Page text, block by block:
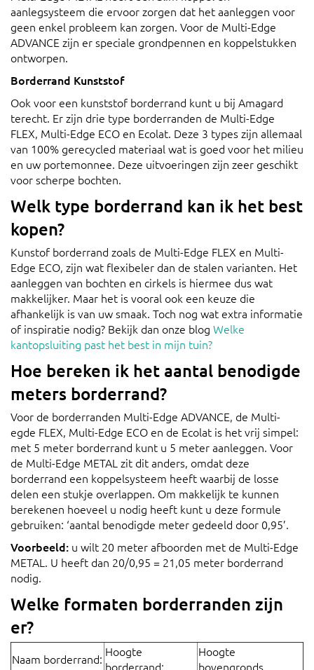
aanlegsysteem die ervoor zorgen dat het aanleggen voor
geen enkel probleem kan zorgen. Voor de Multi-Edge
ADVANCE zijn er speciale grondpennen en koppelstukken
ontworpen.
Borderrand Kunststof
Ook voor een kunststof borderrand kunt u bij Amagard
terecht. Er zijn drie type borderranden de Multi-Edge
FLEX, Multi-Edge ECO en Ecolat. Deze 3 types zijn allemaal
van 100% gerecycled materiaal wat is goed voor het milieu
en uw portemonnee. Deze uitvoeringen zijn zeer geschikt
voor scherpe bochten.
Welk type borderrand kan ik het best
kopen?
Kunstof borderrand zoals de Multi-Edge FLEX en Multi-
Edge ECO, zijn wat flexibeler dan de stalen varianten. Het
aanleggen van bochten en cirkels is hiermee dus wat
makkelijker. Maar het is vooral ook een keuze die
afhankelijk is van uw smaak. Toch nog wat extra informatie
of inspiratie nodig? Bekijk dan onze blog Welke
kantopsluiting past het best in mijn tuin?
Hoe bereken ik het aantal benodigde
meters borderrand?
Voor de borderranden Multi-Edge ADVANCE, de Multi-
egde FLEX, Multi-Edge ECO en de Ecolat is het vrij simpel:
met 5 meter borderrand kunt u 5 meter aanleggen. Voor
de Multi-Edge METAL zit dit anders, omdat deze
borderrand een koppelsysteem heeft waarbij de losse
delen een stukje overlappen. Om makkelijk te kunnen
berekenen hoeveel u nodig heeft kunt u deze formule
gebruiken: ‘aantal benodigde meter gedeeld door 0,95’.
Voorbeeld: u wilt 20 meter afboorden met de Multi-Edge
METAL. U heeft dan 20/0,95 = 21,05 meter borderrand
nodig.
Welke formaten borderranden zijn
er?
Naam borderrand: Hoogte
borderrand:
Hoogte
bovengronds